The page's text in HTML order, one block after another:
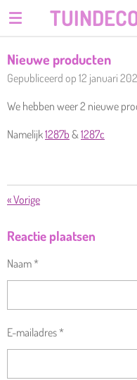
Ga
de
hoofdinhoud
Nieuwe producten
Gepubliceerd op 12 januari
We hebben weer 2 nieuwe
Namelijk1287b & 1287c
«Vorige
Reactie plaatsen
Naam *
E-mailadres *